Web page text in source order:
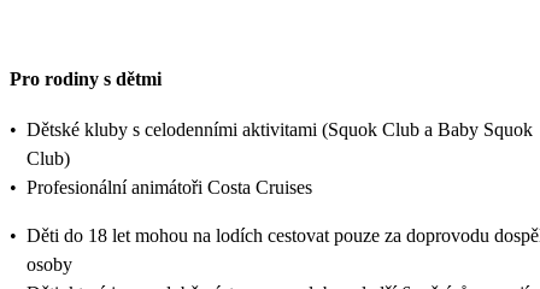
Pro rodiny s dětmi
• Dětské kluby s celodenními aktivitami (Squok Club a Baby Squok
Club)
• Profesionální animátoři Costa Cruises
• Děti do 18 let mohou na lodích cestovat pouze za doprovodu
osoby